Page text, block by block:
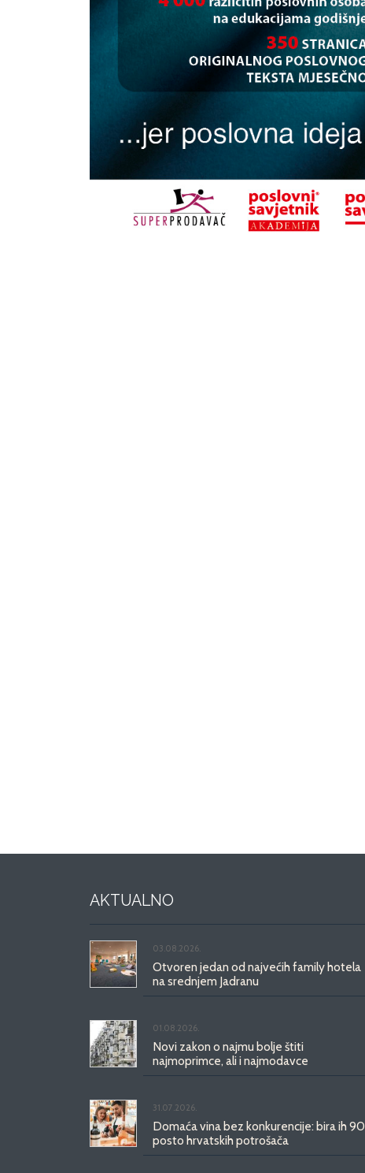
AKTUALNO
03.08.2026.
Otvoren jedan od najvećih family hotela
na srednjem Jadranu
01.08.2026.
Novi zakon o najmu bolje štiti
najmoprimce, ali i najmodavce
31.07.2026.
Domaća vina bez konkurencije: bira ih 90
posto hrvatskih potrošača